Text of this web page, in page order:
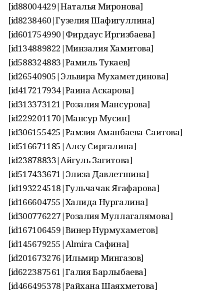
[id88004429|Наталья Миронова]
[id8238460|Гузелия Шафигуллина]
[id601754990|Фирдаус Иргизбаева]
[id134889822|Минзалия Хамитова]
[id588324883|Рамиль Тукаев]
[id26540905|Эльвира Мухаметдинова]
[id417217934|Раина Аскарова]
[id313373121|Розалия Мансурова]
[id229201170|Мансур Мусин]
[id306155425|Рамзия Аманбаева-Саитова]
[id516671185|Алсу Сиргалина]
[id23878833|Айгуль Загитова]
[id517433671|Элиза Давлетшина]
[id193224518|Гульчачак Ягафарова]
[id166604755|Халида Нургалина]
[id300776227|Розалия Муллагалямова]
[id167106459|Винер Нурмухаметов]
[id145679255|Аlmirа Сафина]
[id201673276|Ильмир Мингазов]
[id622387561|Галия Барлыбаева]
[id466495378|Райхана Шаяхметова]